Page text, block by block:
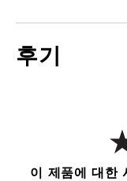
후기
이 제품에 대한